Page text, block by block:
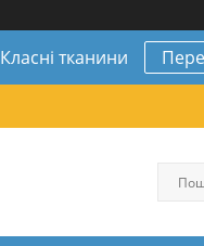
Класні тканини